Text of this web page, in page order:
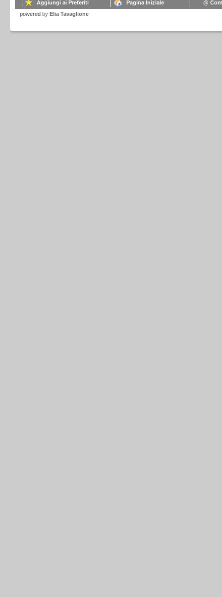
Aggiungi ai Preferiti Pagina Iniziale
@
powered by Elia Tavaglione